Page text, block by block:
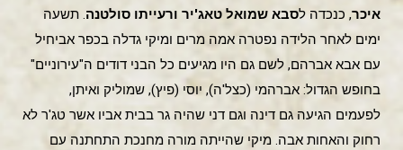
איכר, כנכדה לסבא שמואל טאג'יר ורעייתו סולטנה. תשעה
ימים לאחר הלידה נפטרה אמה מרים ומיקי גדלה בכפר אביחיל
עם אבא אברהם, לשם גם היו מגיעים כל הבני דודים ה"עירוניים"
בחופש הגדול: אברהמי (כצל'ה), יוסי (פיץ), שמוליק ואיתן,
לפעמים הגיעה גם דינה וגם דני שהיה גר בבית אביו אשר טג'ר לא
רחוק והאחות אבה. מיקי שהייתה מורה מחנכת התחתנה עם